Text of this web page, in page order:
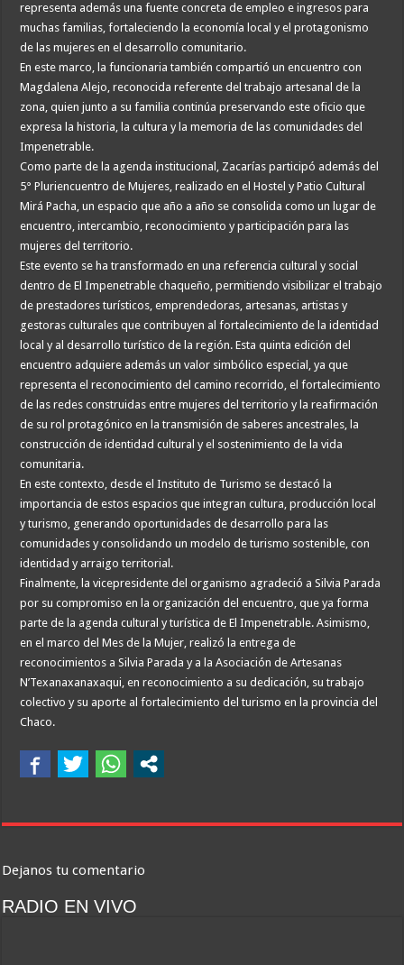
representa además una fuente concreta de empleo e ingresos para
muchas familias, fortaleciendo la economía local y el protagonismo
de las mujeres en el desarrollo comunitario.
En este marco, la funcionaria también compartió un encuentro con
Magdalena Alejo, reconocida referente del trabajo artesanal de la
zona, quien junto a su familia continúa preservando este oficio que
expresa la historia, la cultura y la memoria de las comunidades del
Impenetrable.
Como parte de la agenda institucional, Zacarías participó además del
5° Pluriencuentro de Mujeres, realizado en el Hostel y Patio Cultural
Mirá Pacha, un espacio que año a año se consolida como un lugar de
encuentro, intercambio, reconocimiento y participación para las
mujeres del territorio.
Este evento se ha transformado en una referencia cultural y social
dentro de El Impenetrable chaqueño, permitiendo visibilizar el trabajo
de prestadores turísticos, emprendedoras, artesanas, artistas y
gestoras culturales que contribuyen al fortalecimiento de la identidad
local y al desarrollo turístico de la región. Esta quinta edición del
encuentro adquiere además un valor simbólico especial, ya que
representa el reconocimiento del camino recorrido, el fortalecimiento
de las redes construidas entre mujeres del territorio y la reafirmación
de su rol protagónico en la transmisión de saberes ancestrales, la
construcción de identidad cultural y el sostenimiento de la vida
comunitaria.
En este contexto, desde el Instituto de Turismo se destacó la
importancia de estos espacios que integran cultura, producción local
y turismo, generando oportunidades de desarrollo para las
comunidades y consolidando un modelo de turismo sostenible, con
identidad y arraigo territorial.
Finalmente, la vicepresidente del organismo agradeció a Silvia Parada
por su compromiso en la organización del encuentro, que ya forma
parte de la agenda cultural y turística de El Impenetrable. Asimismo,
en el marco del Mes de la Mujer, realizó la entrega de
reconocimientos a Silvia Parada y a la Asociación de Artesanas
N’Texanaxanaxaqui, en reconocimiento a su dedicación, su trabajo
colectivo y su aporte al fortalecimiento del turismo en la provincia del
Chaco.
Dejanos tu comentario
RADIO EN VIVO